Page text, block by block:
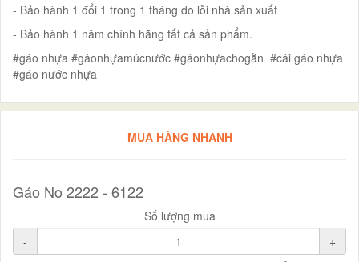
- Bảo hành 1 đổi 1 trong 1 tháng do lỗi nhà sản xuất
- Bảo hành 1 năm chính hãng tất cả sản phẩm.
#gáo nhựa #gáonhựamúcnước #gáonhựachogằn #cái gáo nhựa
#gáo nước nhựa
MUA HÀNG NHANH
Gáo No 2222 - 6122
Số lượng mua
-
+